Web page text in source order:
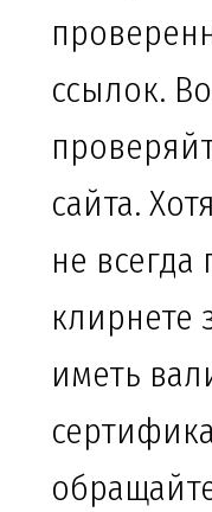
ссылок.
сайта.
не всегда
клирнете
иметь